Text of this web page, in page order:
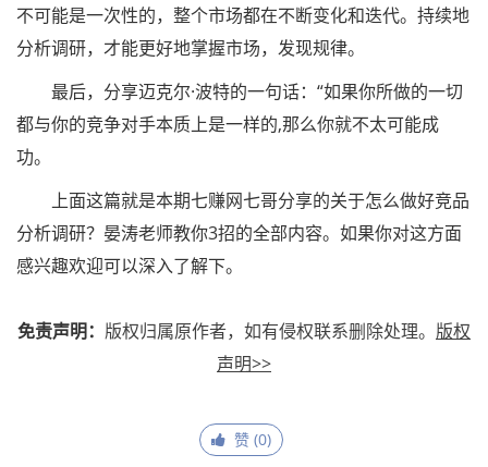
不可能是一次性的，整个市场都在不断变化和迭代。持续地
分析调研，才能更好地掌握市场，发现规律。
最后，分享迈克尔·波特的一句话：“如果你所做的一切
都与你的竞争对手本质上是一样的,那么你就不太可能成
功。
上面这篇就是本期七赚网七哥分享的关于怎么做好竞品
分析调研？晏涛老师教你3招的全部内容。如果你对这方面
感兴趣欢迎可以深入了解下。
免责声明： 版权归属原作者，如有侵权联系删除处理。 版权
声明>>
赞 (0)